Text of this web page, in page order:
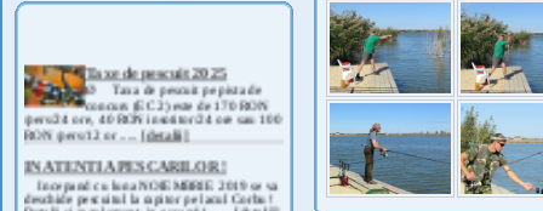
Taxe de pescuit 2025
Ø Taxa de pescuit pe pista de
concurs (EC 2) este de 170 RON
/pers/24 ore, 40 RON insotitor/24 ore sau 100
RON /pers/12 or .....[detalii]
Incepand cu luna NOIEMBRIE 2019 se va
deschide pescuitul la rapitor pe lacul Corbu !
Detalii si regulament, in curand ! .....[detalii]